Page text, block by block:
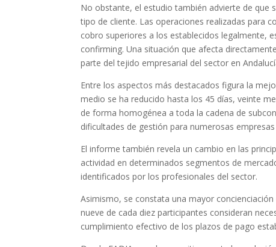
No obstante, el estudio también advierte de que
tipo de cliente. Las operaciones realizadas para
cobro superiores a los establecidos legalmente,
confirming. Una situación que afecta
parte del tejido empresarial del sector en
Entre los aspectos más destacados figura la
medio se ha reducido hasta los 45 días, veinte
de forma homogénea a toda la cadena de
dificultades de gestión para numerosas
El informe también revela un cambio en las
actividad en determinados segmentos de
identificados por los profesionales del sector.
Asimismo, se constata una mayor
nueve de cada diez participantes consideran
cumplimiento efectivo de los plazos de pago